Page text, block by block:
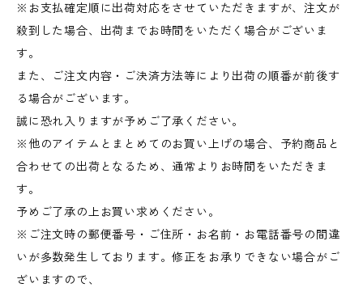
※お支払確定順に出荷対応をさせていただきますが、注文が
殺到した場合、出荷までお時間をいただく場合がございま
す。
また、ご注文内容・ご決済方法等により出荷の順番が前後す
る場合がございます。
誠に恐れ入りますが予めご了承ください。
※他のアイテムとまとめてのお買い上げの場合、予約商品と
合わせての出荷となるため、通常よりお時間をいただきま
す。
予めご了承の上お買い求めください。
※ご注文時の郵便番号・ご住所・お名前・お電話番号の間違
いが多数発生しております。修正をお承りできない場合がご
ざいますので、